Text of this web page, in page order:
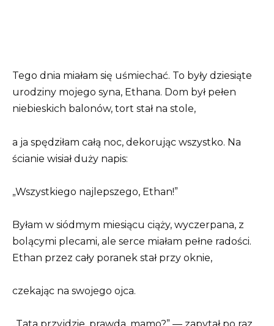
Tego dnia miałam się uśmiechać. To były dziesiąte
urodziny mojego syna, Ethana. Dom był pełen
niebieskich balonów, tort stał na stole,
a ja spędziłam całą noc, dekorując wszystko. Na
ścianie wisiał duży napis:
„Wszystkiego najlepszego, Ethan!”
Byłam w siódmym miesiącu ciąży, wyczerpana, z
bolącymi plecami, ale serce miałam pełne radości.
Ethan przez cały poranek stał przy oknie,
czekając na swojego ojca.